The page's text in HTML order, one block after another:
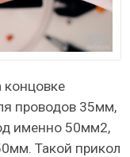
концовке
проводов 35мм,
именно 50мм2,
Такой прикол